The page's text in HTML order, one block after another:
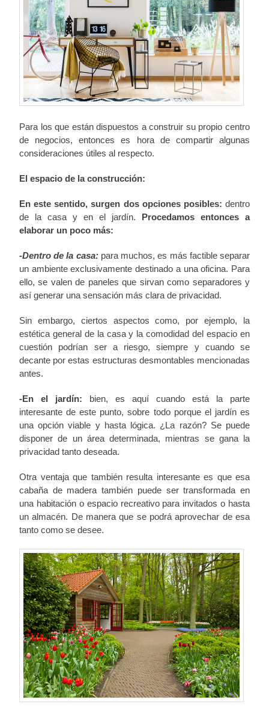
Para los que están dispuestos a construir su propio centro
de negocios, entonces es hora de compartir algunas
consideraciones útiles al respecto.
El espacio de la construcción:
En este sentido, surgen dos opciones posibles: dentro
de la casa y en el jardín.
Procedamos entonces a
elaborar un poco más:
-Dentro de la casa:para muchos, es más factible separar
un ambiente exclusivamente destinado a una oficina. Para
ello, se valen de paneles que sirvan como separadores y
así generar una sensación más clara de privacidad.
Sin embargo, ciertos aspectos como, por ejemplo, la
estética general de la casa y la comodidad del espacio en
cuestión podrían ser a riesgo, siempre y cuando se
decante por estas estructuras desmontables mencionadas
antes.
-En el jardín: bien, es aquí cuando está la parte
interesante de este punto, sobre todo porque el jardín es
una opción viable y hasta lógica. ¿La razón? Se puede
disponer de un área determinada, mientras se gana la
privacidad tanto deseada.
Otra ventaja que también resulta interesante es que esa
cabaña de madera también puede ser transformada en
una habitación o espacio recreativo para invitados o hasta
un almacén. De manera que se podrá aprovechar de esa
tanto como se desee.